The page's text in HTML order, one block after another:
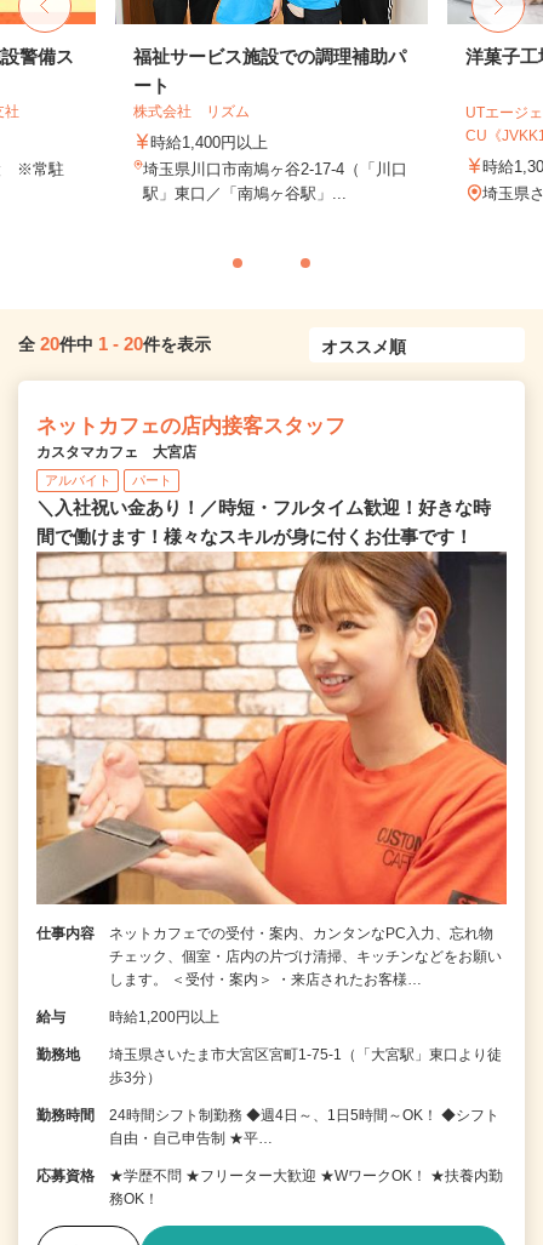
警備ス
社
※常駐
福祉サービス施設での調理補助パ
ート
株式会社 リズム
時給1,400円以上
埼玉県川口市南鳩ヶ谷2-17-4（「川口
駅」東口／「南鳩ヶ谷駅」...
洋菓子工
UTエージ
CU《
時給
埼玉県
全 20件中 1 - 20件を表示
ネットカフェの店内接客スタッフ
カスタマカフェ 大宮店
アルバイト パート
＼入社祝い金あり！／時短・フルタイム歓迎！好きな時
間で働けます！様々なスキルが身に付くお仕事です！
仕事内容
ネットカフェでの受付・案内、カンタンなPC入力、忘れ物
チェック、個室・店内の片づけ清掃、キッチンなどをお願い
します。 ＜受付・案内＞ ・来店されたお客様…
給与 時給1,200円以上
勤務地
埼玉県さいたま市大宮区宮町1-75-1（「大宮駅」東口より徒
歩3分）
勤務時間
24時間シフト制勤務 ◆週4日～、1日5時間～OK！ ◆シフト
自由・自己申告制 ★平…
応募資格
★学歴不問 ★フリーター大歓迎 ★WワークOK！ ★扶養内勤
務OK！